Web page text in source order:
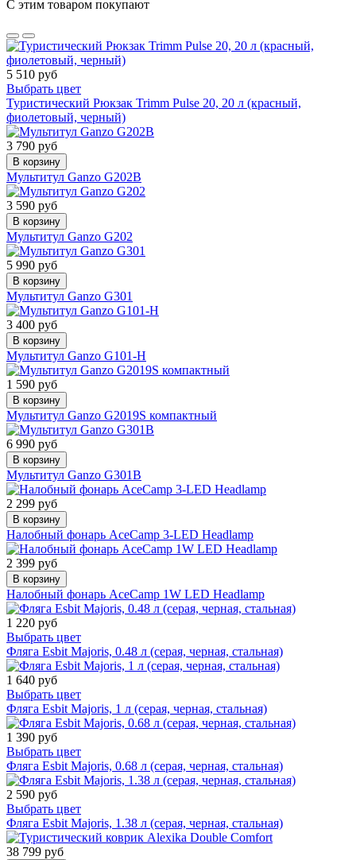
С этим товаром покупают
5 510 руб
Выбрать цвет
Туристический Рюкзак Trimm Pulse 20, 20 л (красный,
фиолетовый, черный)
3 790 руб
В корзину
Мультитул Ganzo G202B
3 590 руб
В корзину
Мультитул Ganzo G202
5 990 руб
В корзину
Мультитул Ganzo G301
3 400 руб
В корзину
Мультитул Ganzo G101-H
1 590 руб
В корзину
Мультитул Ganzo G2019S компактный
6 990 руб
В корзину
Мультитул Ganzo G301B
2 299 руб
В корзину
Налобный фонарь AceCamp 3-LED Headlamp
2 399 руб
В корзину
Налобный фонарь AceCamp 1W LED Headlamp
1 220 руб
Выбрать цвет
Фляга Esbit Majoris, 0.48 л (серая, черная, стальная)
1 640 руб
Выбрать цвет
Фляга Esbit Majoris, 1 л (серая, черная, стальная)
1 390 руб
Выбрать цвет
Фляга Esbit Majoris, 0.68 л (серая, черная, стальная)
2 590 руб
Выбрать цвет
Фляга Esbit Majoris, 1.38 л (серая, черная, стальная)
38 799 руб